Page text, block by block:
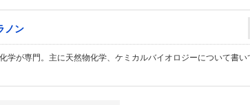
ノン
学が専門。主に天然物化学、ケミカルバイオロジーについて書い